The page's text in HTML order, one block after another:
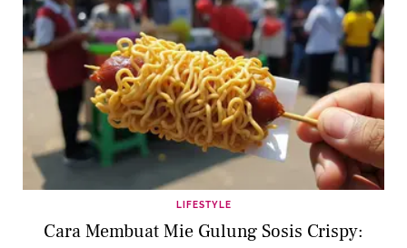
LIFESTYLE
Cara Membuat Mie Gulung Sosis Crispy: